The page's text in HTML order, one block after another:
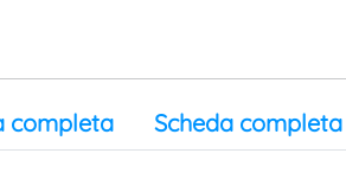
completa Scheda completa